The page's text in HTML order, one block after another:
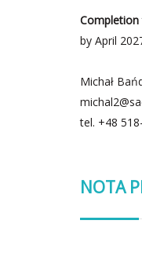
Completion
by April
Michał
tel. +48
NOTA